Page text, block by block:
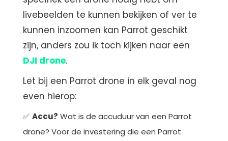
livebeelden te kunnen bekijken of ver te
kunnen inzoomen kan Parrot geschikt
zijn, anders zou ik toch kijken naar een
DJI drone.
Let bij een Parrot drone in elk geval nog
even hierop:
Accu? Wat is de accuduur van een Parrot
drone? Voor de investering die een Parrot